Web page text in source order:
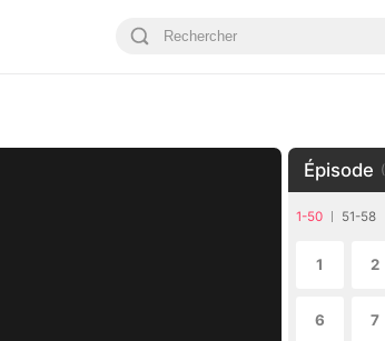
Épisode (
1-50 51-58
1 2
6 7